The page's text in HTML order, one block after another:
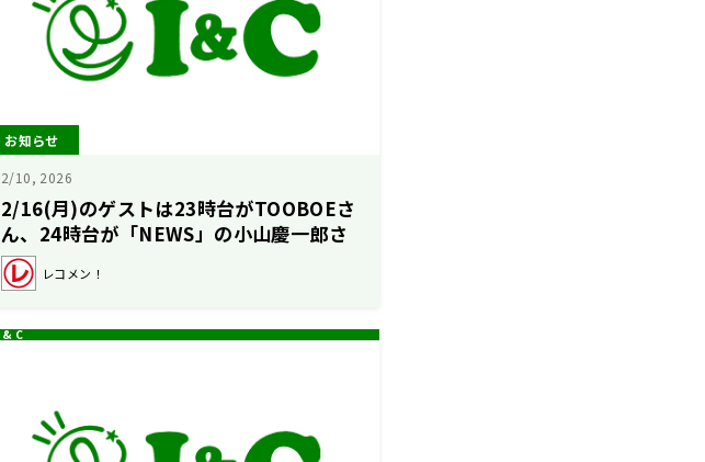
お知らせ
2/10, 2026
2/16(月)のゲストは23時台がTOOBOEさ
ん、24時台が「NEWS」の小山慶一郎さ
ん！【駒木根葵汰のレコメン！】
レコメン！